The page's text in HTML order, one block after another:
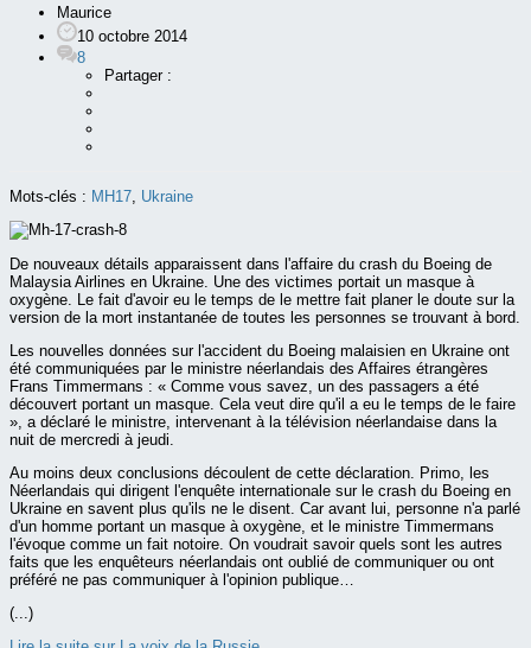
Maurice
10 octobre 2014
8
Partager :
Mots-clés : MH17, Ukraine
De nouveaux détails apparaissent dans l'affaire du crash du Boeing de
Malaysia Airlines en Ukraine. Une des victimes portait un masque à
oxygène. Le fait d'avoir eu le temps de le mettre fait planer le doute sur la
version de la mort instantanée de toutes les personnes se trouvant à bord.
Les nouvelles données sur l'accident du Boeing malaisien en Ukraine ont
été communiquées par le ministre néerlandais des Affaires étrangères
Frans Timmermans : « Comme vous savez, un des passagers a été
découvert portant un masque. Cela veut dire qu'il a eu le temps de le faire
», a déclaré le ministre, intervenant à la télévision néerlandaise dans la
nuit de mercredi à jeudi.
Au moins deux conclusions découlent de cette déclaration. Primo, les
Néerlandais qui dirigent l'enquête internationale sur le crash du Boeing en
Ukraine en savent plus qu'ils ne le disent. Car avant lui, personne n'a parlé
d'un homme portant un masque à oxygène, et le ministre Timmermans
l'évoque comme un fait notoire. On voudrait savoir quels sont les autres
faits que les enquêteurs néerlandais ont oublié de communiquer ou ont
préféré ne pas communiquer à l'opinion publique…
(...)